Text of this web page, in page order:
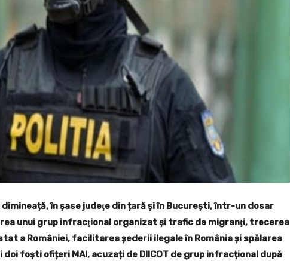
în şase judeţe din țară și în București, într-un dosar
unui grup infracţional organizat şi trafic de migranţi, trecerea
a României, facilitarea şederii ilegale în România şi spălarea
foşti ofițeri MAI, acuzați de DIICOT de grup infracțional după